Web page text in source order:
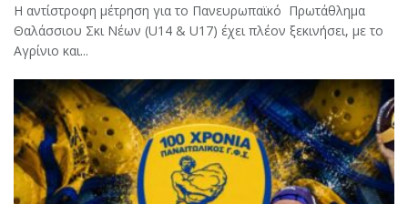
Η αντίστροφη μέτρηση για το Πανευρωπαϊκό Πρωτάθλημα
Θαλάσσιου Σκι Νέων (U14 & U17) έχει πλέον ξεκινήσει, με το
Αγρίνιο και...